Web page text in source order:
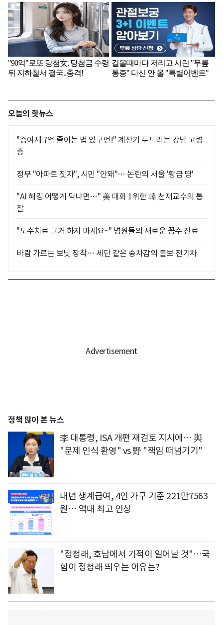
오늘의 핫뉴스
"증여세 7억 줄이는 법 있구먼!" 계산기 두드리는 강남 고령
층
정부 "아파트 짓자", 시민 "안돼"… 논란의 서울 '황금 땅'
"AI 해킹 어떻게 막냐면…" 美 대회 1위한 韓 천재교수의 통
찰
"도수치료 그거 하지 마세요~" 병원들의 새로운 꼼수 진료
바람 가르는 보닛 장착… 세단 같은 승차감의 볼보 전기차
정책 많이 본 뉴스
李 대통령, ISA 개편 재검토 지시에… 與
"문제 인식 환영" vs 野 "책임 떠넘기기"
내년 생계급여, 4인 가구 기준 221만7563
원… 역대 최고 인상
"정청래, 호남에서 기적이 일어날 것"…국
힘이 정청래 띄우는 이유는?